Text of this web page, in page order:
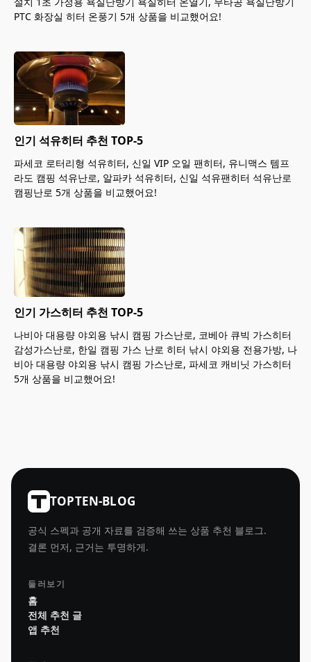
PTC 화장실 히터 온풍기 5개 상품을 비교했어요!
인기 석유히터 추천 TOP-5
파세코 로터리형 석유히터, 신일 VIP 오일 팬히터, 유니맥스 템프
라도 캠핑 석유난로, 알파카 석유히터, 신일 석유팬히터 석유난로
캠핑난로 5개 상품을 비교했어요!
인기 가스히터 추천 TOP-5
나비아 대용량 야외용 낚시 캠핑 가스난로, 코베아 큐빅 가스히터
감성가스난로, 한일 캠핑 가스 난로 히터 낚시 야외용 전용가방, 나
비아 대용량 야외용 낚시 캠핑 가스난로, 파세코 캐비닛 가스히터
5개 상품을 비교했어요!
TOPTEN-BLOG
공식 스펙과 공개 자료를 검증해 쓰는 상품 추천 블로그.
결론 먼저, 근거는 투명하게.
둘러보기
홈
전체 추천 글
앱 추천